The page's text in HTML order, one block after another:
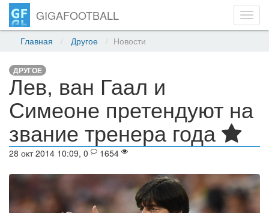
GIGAFOOTBALL
Главная Другое Новости
ДРУГОЕ
Лев, ван Гаал и
Симеоне претендуют на
звание тренера года
28 окт 2014 10:09, 0 1654